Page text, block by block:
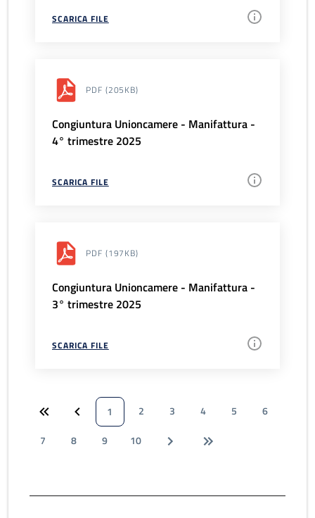
SCARICA FILE
PDF (205KB)
Congiuntura Unioncamere - Manifattura -
4° trimestre 2025
SCARICA FILE
PDF (197KB)
Congiuntura Unioncamere - Manifattura -
3° trimestre 2025
SCARICA FILE
1 2 3 4 5
6
7
8 9 10